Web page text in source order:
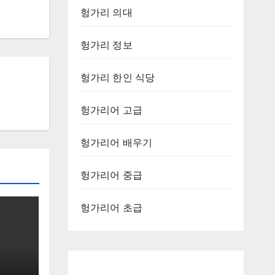
헝가리 의대
헝가리 정보
헝가리 한인 식당
헝가리어 고급
헝가리어 배우기
헝가리어 중급
헝가리어 초급